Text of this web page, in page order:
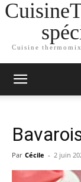
Cuisine
Par Cécile - 2 juin